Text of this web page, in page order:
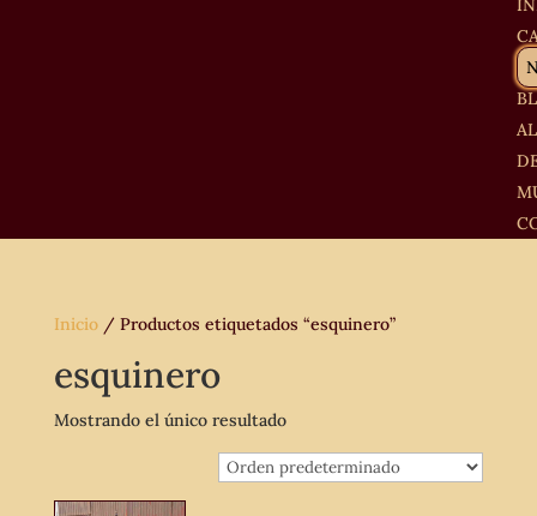
Inicio/ Productos etiquetados “esquinero”
esquinero
Mostrando el único resultado